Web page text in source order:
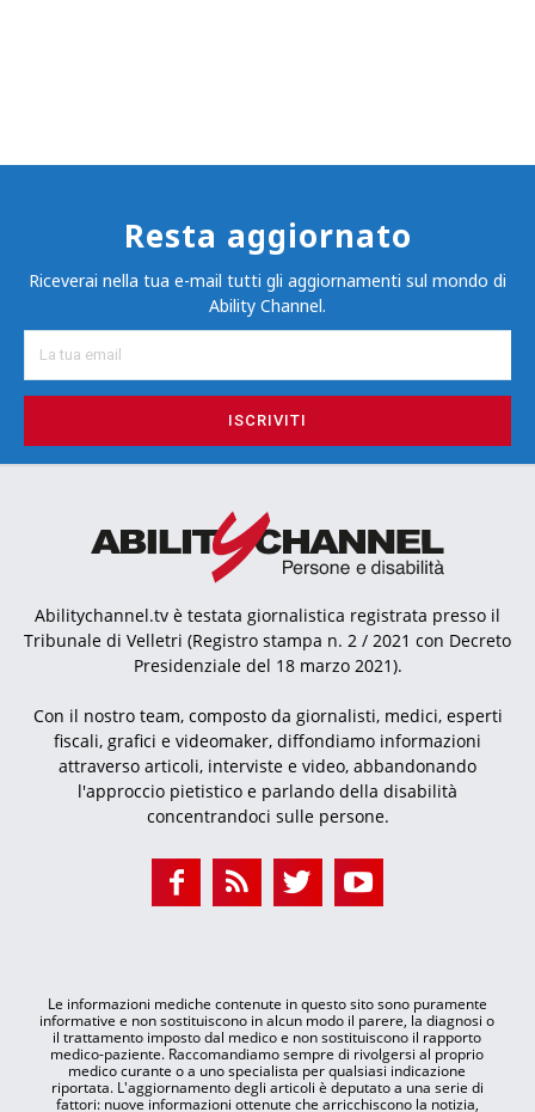
Resta aggiornato
Riceverai nella tua e-mail tutti gli aggiornamenti sul mondo di
Ability Channel.
ISCRIVITI
Abilitychannel.tv è testata giornalistica registrata presso il
Tribunale di Velletri (Registro stampa n. 2 / 2021 con Decreto
Presidenziale del 18 marzo 2021).
Con il nostro team, composto da giornalisti, medici, esperti
fiscali, grafici e videomaker, diffondiamo informazioni
attraverso articoli, interviste e video, abbandonando
l'approccio pietistico e parlando della disabilità
concentrandoci sulle persone.
Le informazioni mediche contenute in questo sito sono puramente
informative e non sostituiscono in alcun modo il parere, la diagnosi o
il trattamento imposto dal medico e non sostituiscono il rapporto
medico-paziente. Raccomandiamo sempre di rivolgersi al proprio
medico curante o a uno specialista per qualsiasi indicazione
riportata. L'aggiornamento degli articoli è deputato a una serie di
fattori: nuove informazioni ottenute che arricchiscono la notizia,